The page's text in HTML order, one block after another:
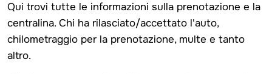
Qui trovi tutte le informazioni sulla prenotazione e la
centralina. Chi ha rilasciato/accettato l'auto,
chilometraggio per la prenotazione, multe e tanto
altro.